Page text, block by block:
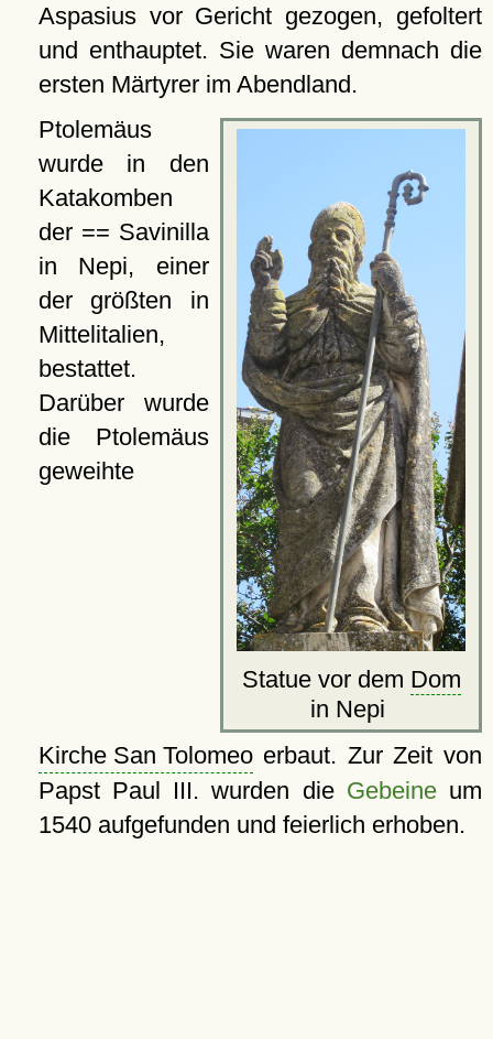
Aspasius vor Gericht gezogen, gefoltert
und enthauptet. Sie waren demnach die
ersten Märtyrer im Abendland.
Statue vor dem Dom
in Nepi
Ptolemäus
wurde in den
Katakomben
der == Savinilla
in Nepi, einer
der größten in
Mittelitalien,
bestattet.
Darüber wurde
die Ptolemäus
geweihte
Kirche San Tolomeoerbaut. Zur Zeit von
Papst Paul III. wurden die Gebeineum
1540 aufgefunden und feierlich erhoben.